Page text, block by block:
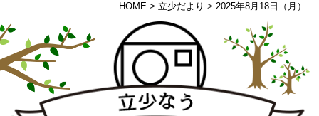
HOME > 立少だより >2025年8月18日（月）